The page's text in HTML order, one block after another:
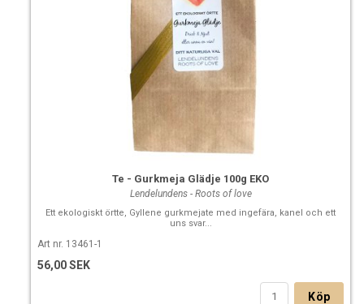
Te - Gurkmeja Glädje 100g EKO
Lendelundens - Roots of love
Ett ekologiskt örtte, Gyllene gurkmejate med ingefära, kanel och ett
uns svar...
Art nr. 13461-1
56,00 SEK
Köp